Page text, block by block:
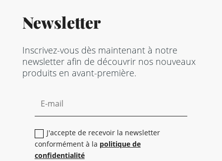
Newsletter
Inscrivez-vous dès maintenant à notre
newsletter afin de découvrir nos nouveaux
produits en avant-première.
J'accepte de recevoir la newsletter
conformément à la politique de
confidentialité